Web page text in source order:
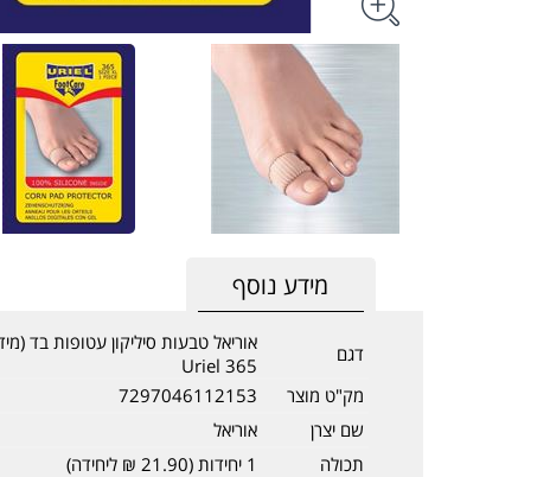
מידע נוסף
דגם
Uriel 365
מק"ט מוצר
7297046112153
שם יצרן
אוריאל
תכולה
1 יחידות (21.90 ₪ ליחידה)